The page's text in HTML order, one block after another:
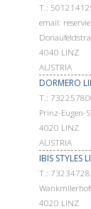
Т.:
email:
4040 LINZ
AUSTRIA
DORMERO
Т.:
Prinz-Eugen-
4020 LINZ
AUSTRIA
IBIS STYLES
Т.:
4020 LINZ